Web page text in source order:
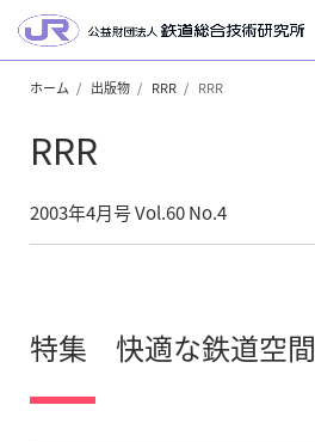
ホーム 出版物 RRR RRR
RRR
2003年4月号 Vol.60 No.4
特集 快適な鉄道空間